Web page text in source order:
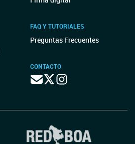
FAQ Y TUTORIALES
Preguntas Frecuentes
CONTACTO